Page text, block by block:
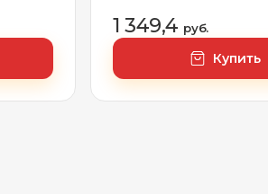
1 349,4 руб.
Купить